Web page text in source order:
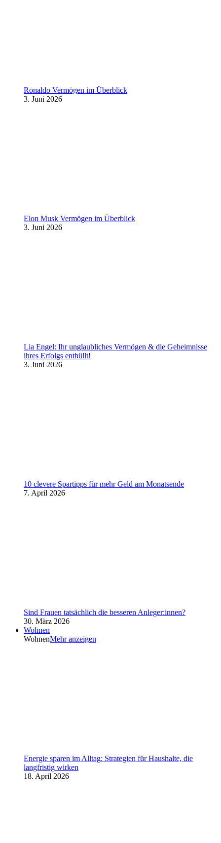
Ronaldo Vermögen im Überblick
3. Juni 2026
Elon Musk Vermögen im Überblick
3. Juni 2026
Lia Engel: Ihr unglaubliches Vermögen & die Geheimnisse
ihres Erfolgs enthüllt!
3. Juni 2026
10 clevere Spartipps für mehr Geld am Monatsende
7. April 2026
Sind Frauen tatsächlich die besseren Anleger:innen?
30. März 2026
Wohnen
WohnenMehr anzeigen
Energie sparen im Alltag: Strategien für Haushalte, die
langfristig wirken
18. April 2026